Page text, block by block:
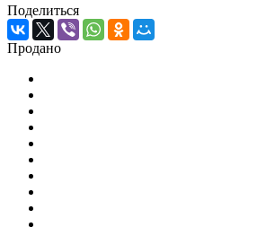
Поделиться
Продано